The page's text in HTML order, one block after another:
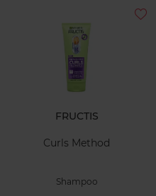
FRUCTIS
Curls Method
Shampoo